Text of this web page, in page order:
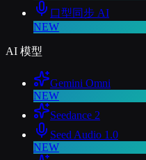
口型同步 AI
NEW
AI 模型
Gemini Omni
NEW
Seedance 2
Seed Audio 1.0
NEW